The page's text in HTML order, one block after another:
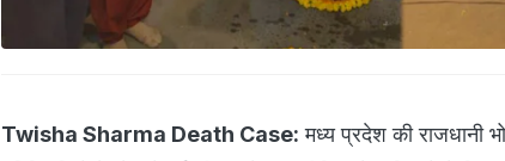
Twisha Sharma Death Case: मध्य प्रदेश की राजधानी